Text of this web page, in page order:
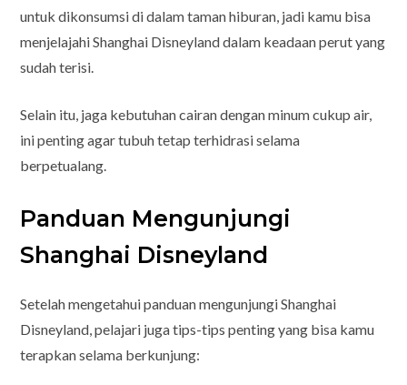
untuk dikonsumsi di dalam taman hiburan, jadi kamu bisa
menjelajahi Shanghai Disneyland dalam keadaan perut yang
sudah terisi.
Selain itu, jaga kebutuhan cairan dengan minum cukup air,
ini penting agar tubuh tetap terhidrasi selama
berpetualang.
Panduan Mengunjungi
Shanghai Disneyland
Setelah mengetahui panduan mengunjungi Shanghai
Disneyland, pelajari juga tips-tips penting yang bisa kamu
terapkan selama berkunjung: